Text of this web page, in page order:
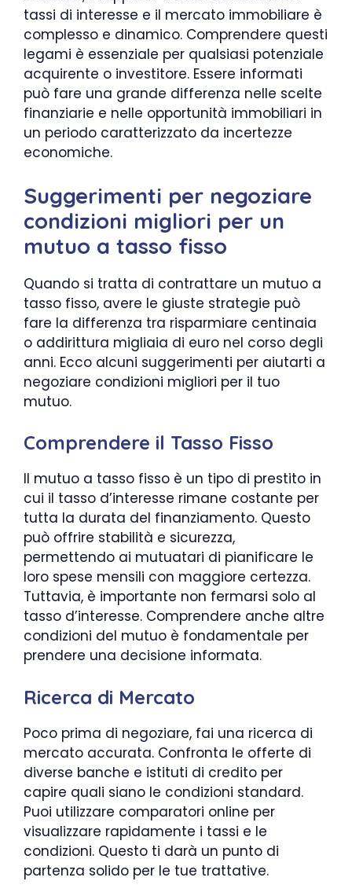
tassi di interesse e il mercato immobiliare è
complesso e dinamico. Comprendere questi
legami è essenziale per qualsiasi potenziale
acquirente o investitore. Essere informati
può fare una grande differenza nelle scelte
finanziarie e nelle opportunità immobiliari in
un periodo caratterizzato da incertezze
economiche.
Suggerimenti per negoziare
condizioni migliori per un
mutuo a tasso fisso
Quando si tratta di contrattare un mutuo a
tasso fisso, avere le giuste strategie può
fare la differenza tra risparmiare centinaia
o addirittura migliaia di euro nel corso degli
anni. Ecco alcuni suggerimenti per aiutarti a
negoziare condizioni migliori per il tuo
mutuo.
Comprendere il Tasso Fisso
Il mutuo a tasso fisso è un tipo di prestito in
cui il tasso d’interesse rimane costante per
tutta la durata del finanziamento. Questo
può offrire stabilità e sicurezza,
permettendo ai mutuatari di pianificare le
loro spese mensili con maggiore certezza.
Tuttavia, è importante non fermarsi solo al
tasso d’interesse. Comprendere anche altre
condizioni del mutuo è fondamentale per
prendere una decisione informata.
Ricerca di Mercato
Poco prima di negoziare, fai una ricerca di
mercato accurata. Confronta le offerte di
diverse banche e istituti di credito per
capire quali siano le condizioni standard.
Puoi utilizzare comparatori online per
visualizzare rapidamente i tassi e le
condizioni. Questo ti darà un punto di
partenza solido per le tue trattative.